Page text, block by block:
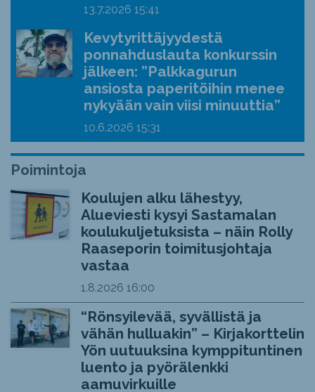
13.7.2026 15:41
Kevytyrittäjyydestä
ponnahduslauta konkurssin
jälkeen: ”Palkkagurun
ansiosta paperitöihin menee
nykyään vain viisi minuuttia”
10.6.2026 15:31
Poimintoja
Koulujen alku lähestyy,
Alueviesti kysyi Sastamalan
koulukuljetuksista – näin Rolly
Raaseporin toimitusjohtaja
vastaa
1.8.2026 16:00
“Rönsyilevää, syvällistä ja
vähän hulluakin” – Kirjakorttelin
Yön uutuuksina kymppituntinen
luento ja pyörälenkki
aamuvirkuille